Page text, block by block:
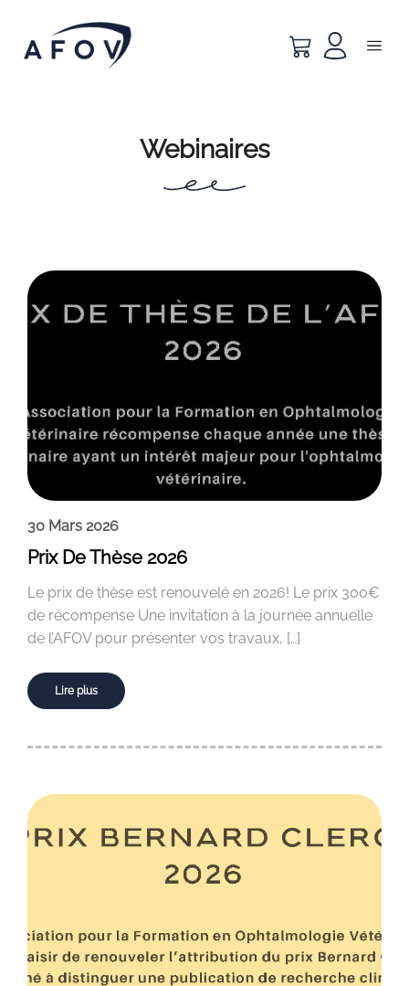
Webinaires
30 Mars 2026
Prix De Thèse 2026
Le prix de thèse est renouvelé en 2026! Le prix 300€
de récompense Une invitation à la journée annuelle
de l’AFOV pour présenter vos travaux, […]
Lire plus